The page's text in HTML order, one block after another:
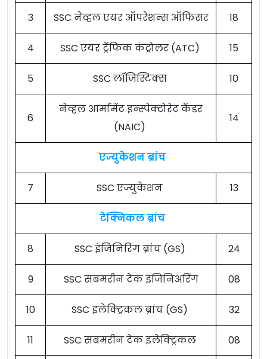
3 SSC नेव्हल एयर ऑपरेशन्स ऑफिसर 18
4 SSC एयर ट्रॅफिक कंट्रोलर (ATC) 15
5 SSC लॉजिस्टिक्स 10
6
नेव्हल आर्मामेंट इन्स्पेक्टोरेट कॅडर
(NAIC)
14
एज्युकेशन ब्रांच
7 SSC एज्युकेशन 13
टेक्निकल ब्रांच
8 SSC इंजिनिरिंग ब्रांच (GS) 24
9 SSC सबमरीन टेक इंजिनिअरिंग 08
10 SSC इलेक्ट्रिकल ब्रांच (GS) 32
11 SSC सबमरीन टेक इलेक्ट्रिकल 08